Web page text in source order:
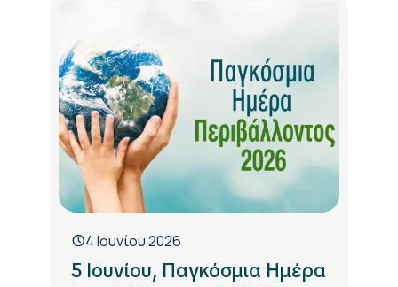
4 Ιουνίου 2026
5 Ιουνίου, Παγκόσμια Ημέρα